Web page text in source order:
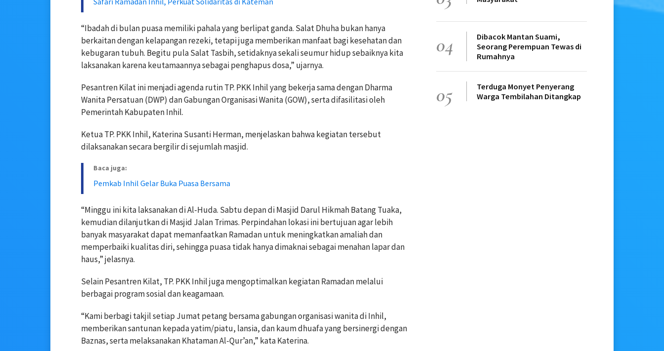
“Ibadah di bulan puasa memiliki pahala yang berlipat ganda. Salat Dhuha bukan hanya
berkaitan dengan kelapangan rezeki, tetapi juga memberikan manfaat bagi kesehatan dan
kebugaran tubuh. Begitu pula Salat Tasbih, setidaknya sekali seumur hidup sebaiknya kita
laksanakan karena keutamaannya sebagai penghapus dosa,” ujarnya.
Pesantren Kilat ini menjadi agenda rutin TP. PKK Inhil yang bekerja sama dengan Dharma
Wanita Persatuan (DWP) dan Gabungan Organisasi Wanita (GOW), serta difasilitasi oleh
Pemerintah Kabupaten Inhil.
Ketua TP. PKK Inhil, Katerina Susanti Herman, menjelaskan bahwa kegiatan tersebut
dilaksanakan secara bergilir di sejumlah masjid.
Baca juga:
Pemkab Inhil Gelar Buka Puasa Bersama
“Minggu ini kita laksanakan di Al-Huda. Sabtu depan di Masjid Darul Hikmah Batang Tuaka,
kemudian dilanjutkan di Masjid Jalan Trimas. Perpindahan lokasi ini bertujuan agar lebih
banyak masyarakat dapat memanfaatkan Ramadan untuk meningkatkan amaliah dan
memperbaiki kualitas diri, sehingga puasa tidak hanya dimaknai sebagai menahan lapar dan
haus,” jelasnya.
Selain Pesantren Kilat, TP. PKK Inhil juga mengoptimalkan kegiatan Ramadan melalui
berbagai program sosial dan keagamaan.
“Kami berbagi takjil setiap Jumat petang bersama gabungan organisasi wanita di Inhil,
memberikan santunan kepada yatim/piatu, lansia, dan kaum dhuafa yang bersinergi dengan
Baznas, serta melaksanakan Khataman Al-Qur’an,” kata Katerina.
04
Dibacok Mantan Suami,
Seorang Perempuan Tewas di
Rumahnya
05
Terduga Monyet Penyerang
Warga Tembilahan Ditangkap